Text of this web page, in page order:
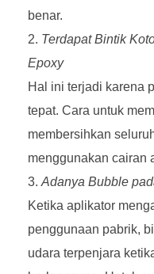
benar.
Terdapat Bintik
Epoxy
Hal ini terjadi karena
tepat. Cara untuk
membersihkan
menggunakan cairan
Adanya Bubble
Ketika aplikator
penggunaan pabrik,
udara terpenjara